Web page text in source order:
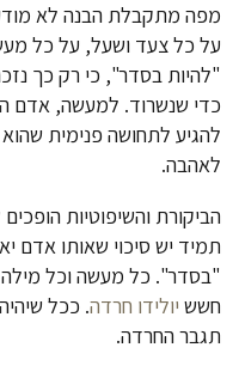
מפה מתקבלת הבנה לא
על כל צעד ושעל, על כל
"להיות בסדר", כי רק כך
כדי שנשרוד. למעשה, אדם
להגיע לתחושה פנימית
לאהבה.
הביקורת והשיפוטיות
תמיד יש סיכוי שאותו אדם
"בסדר". כל מעשה וכל מילה
חשש יולידו חרדה. ככל
תגבר החרדה.